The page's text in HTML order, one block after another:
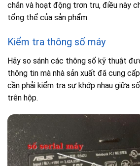
chắn và hoạt động trơn tru, điều này
tổng thể của sản phẩm.
Kiểm tra thông số máy
Hãy so sánh các thông số kỹ thuật
thông tin mà nhà sản xuất đã cung
cần phải kiểm tra sự khớp nhau giữa
trên hộp.